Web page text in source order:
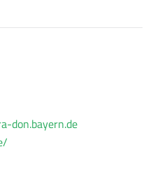
don.bayern.de